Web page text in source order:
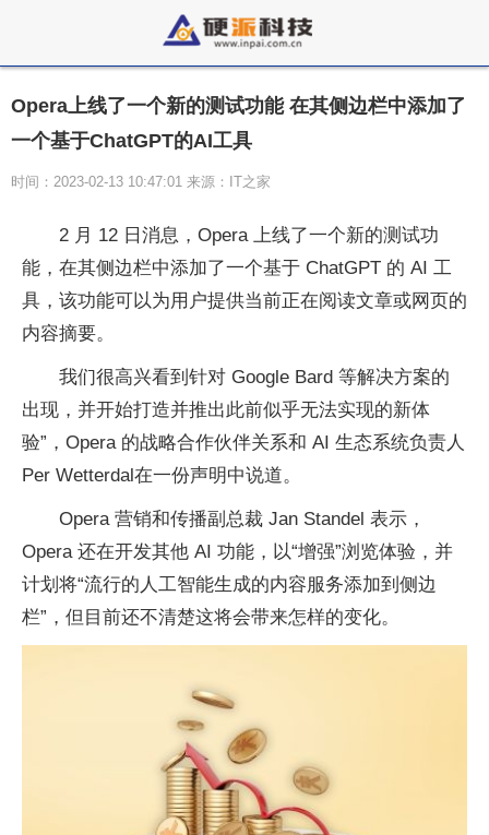
Opera上线了一个新的测试功能 在其侧边栏中添加了
一个基于ChatGPT的AI工具
时间：2023-02-13 10:47:01 来源：IT之家
2 月 12 日消息，Opera 上线了一个新的测试功
能，在其侧边栏中添加了一个基于 ChatGPT 的 AI 工
具，该功能可以为用户提供当前正在阅读文章或网页的
内容摘要。
我们很高兴看到针对 Google Bard 等解决方案的
出现，并开始打造并推出此前似乎无法实现的新体
验”，Opera 的战略合作伙伴关系和 AI 生态系统负责人
Per Wetterdal在一份声明中说道。
Opera 营销和传播副总裁 Jan Standel 表示，
Opera 还在开发其他 AI 功能，以“增强”浏览体验，并
计划将“流行的人工智能生成的内容服务添加到侧边
栏”，但目前还不清楚这将会带来怎样的变化。